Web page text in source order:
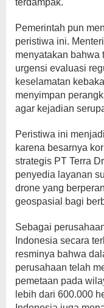
Pemerintah pun
peristiwa ini.
menyatakan bahwa
urgensi evaluasi
keselamatan
menyimpan
agar kejadian
Peristiwa ini
karena besarnya
strategis PT Terra
penyedia layanan
drone yang
geospasial bagi
Sebagai
Indonesia secara
resminya bahwa
perusahaan telah
pemetaan pada
lebih dari 600.000